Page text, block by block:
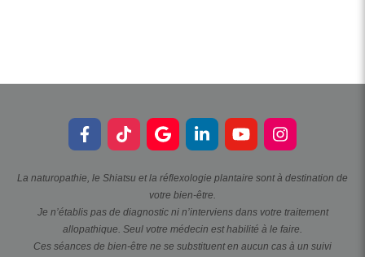
La naturopathie, le Shiatsu et la réflexologie plantaire sont à destination de
votre bien-être.
Je n’établis pas de diagnostic ni n’interviens dans votre traitement
allopathique. Seul votre médecin est habilité à le faire.
Ces séances de bien-être ne se substituent en aucun cas à un suivi